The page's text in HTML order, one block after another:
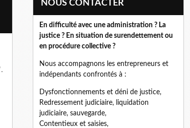
NOUS CONTACTER
En difficulté avec une administration ? La
justice ? En situation de surendettement ou
en procédure collective ?
Nous accompagnons les entrepreneurs et
indépendants confrontés à :
Dysfonctionnements et déni de justice,
Redressement judiciaire, liquidation
judiciaire, sauvegarde,
Contentieux et saisies,